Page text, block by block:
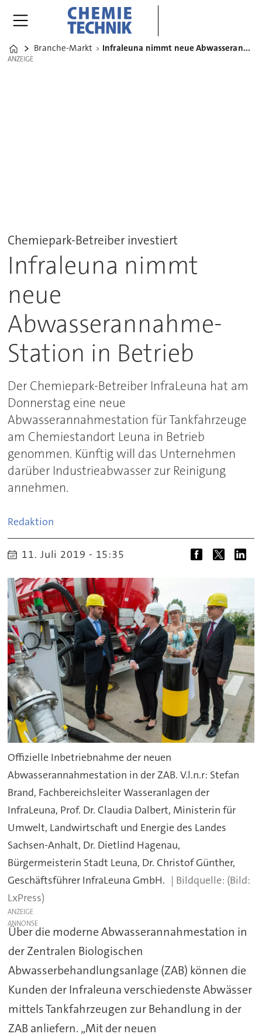
Home
Branche-Markt Infraleuna nimmt neue Abwasserannahme-Station in Betrieb
ANZEIGE
ANZEIGE
Chemiepark-Betreiber investiert
Infraleuna nimmt
neue
Abwasserannahme-
Station in Betrieb
Der Chemiepark-Betreiber InfraLeuna hat am
Donnerstag eine neue
Abwasserannahmestation für Tankfahrzeuge
am Chemiestandort Leuna in Betrieb
genommen. Künftig will das Unternehmen
darüber Industrieabwasser zur Reinigung
annehmen.
Redaktion
11. Juli 2019 - 15:35
Offizielle Inbetriebnahme der neuen
Abwasserannahmestation in der ZAB. V.l.n.r: Stefan
Brand, Fachbereichsleiter Wasseranlagen der
InfraLeuna, Prof. Dr. Claudia Dalbert, Ministerin für
Umwelt, Landwirtschaft und Energie des Landes
Sachsen-Anhalt, Dr. Dietlind Hagenau,
Bürgermeisterin Stadt Leuna, Dr. Christof Günther,
Geschäftsführer InfraLeuna GmbH.
(Bild:
LxPress)
ANZEIGE
Über die moderne Abwasserannahmestation in
der Zentralen Biologischen
Abwasserbehandlungsanlage (ZAB) können die
Kunden der Infraleuna verschiedenste Abwässer
mittels Tankfahrzeugen zur Behandlung in der
ZAB anliefern. „Mit der neuen